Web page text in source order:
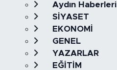
Aydın Haberleri
SİYASET
EKONOMİ
GENEL
YAZARLAR
EĞİTİM